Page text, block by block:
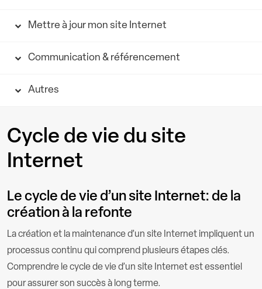
Mettre à jour mon site Internet
Communication & référencement
Autres
Cycle de vie du site
Internet
Le cycle de vie d’un site Internet: de la
création à la refonte
La création et la maintenance d’un site Internet impliquent un
processus continu qui comprend plusieurs étapes clés.
Comprendre le cycle de vie d’un site Internet est essentiel
pour assurer son succès à long terme.